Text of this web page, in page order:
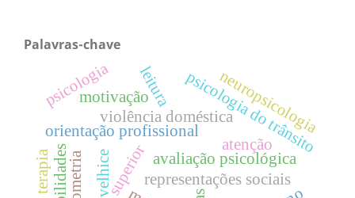
Palavras-chave
orientação profissional
avaliação psicológica
psicologia do trânsito
representações sociais
neuropsicologia
violência doméstica
atenção
leitura
motivação
velhice
psicologia